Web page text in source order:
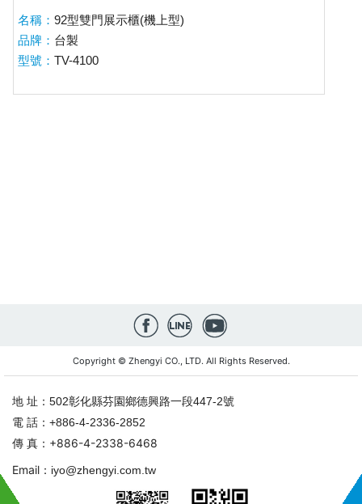
名稱： 92型雙門展示櫃(機上型)
品牌： 台製
型號： TV-4100
地 址： 502彰化縣芬園鄉德興路一段447-2號
電 話： +886-4-2336-2852
傳 真： +886-4-2338-6468
Email： iyo@zhengyi.com.tw
Copyright © Zhengyi CO., LTD. All Rights Reserved.